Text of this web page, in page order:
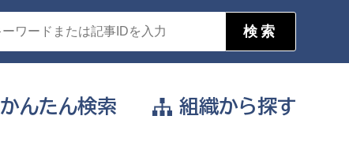
かんたん検索 組織から探す